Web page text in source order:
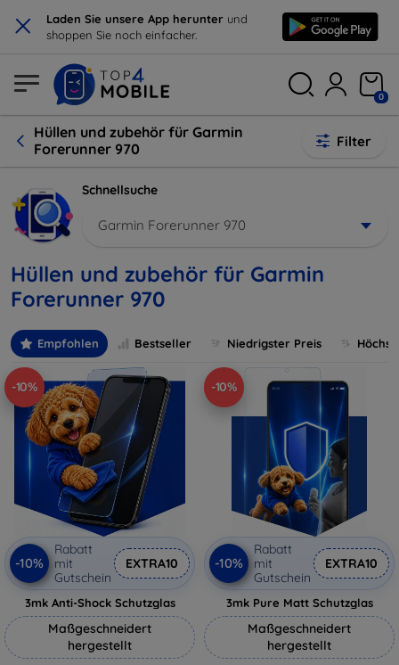
× Laden Sie unsere App herunter und
shoppen Sie noch einfacher.
0
Hüllen und zubehör für Garmin
Forerunner 970
Filter
Schnellsuche
Garmin Forerunner 970
Hüllen und zubehör für Garmin
Forerunner 970
Empfohlen Bestseller Niedrigster Preis
-10%
-10%
Rabatt
mit
Gutschein
EXTRA10
3mk Anti-Shock Schutzglas
Maßgeschneidert
hergestellt
-10%
-10%
Rabatt
mit
Gutschein
EXTRA10
3mk Pure Matt Schutzglas
Maßgeschneidert
hergestellt